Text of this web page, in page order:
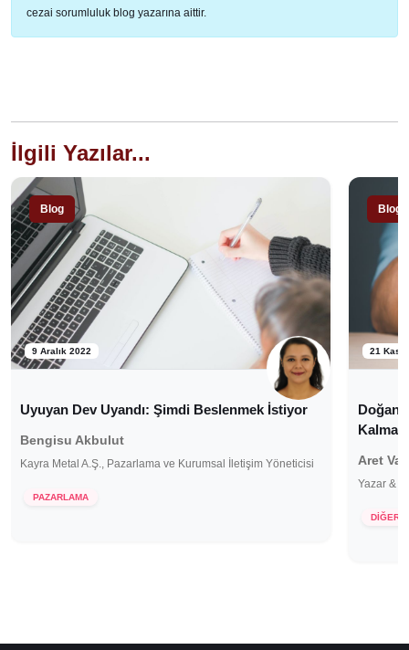
cezai sorumluluk blog yazarına aittir.
İlgili Yazılar...
Blog
9 Aralık 2022
Uyuyan Dev Uyandı: Şimdi Beslenmek İstiyor
Bengisu Akbulut
Kayra Metal A.Ş., Pazarlama ve Kurumsal İletişim Yöneticisi
PAZARLAMA
Blog
21
Aret
Yazar &
DİĞER